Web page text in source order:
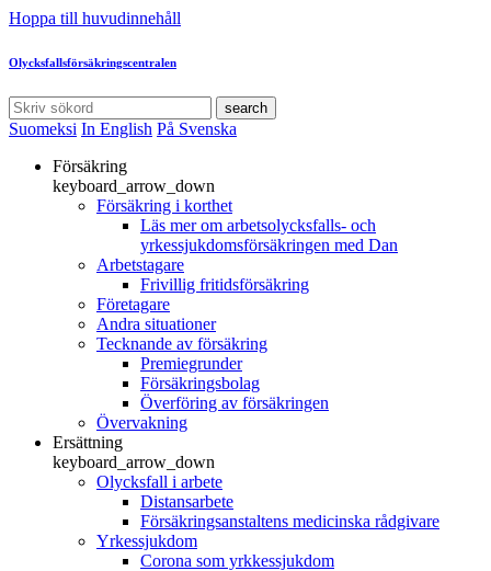
Hoppa till huvudinnehåll
Olycksfallsförsäkringscentralen
search
Suomeksi In English På Svenska
Försäkring
keyboard_arrow_down
Försäkring i korthet
Läs mer om arbetsolycksfalls- och
yrkessjukdomsförsäkringen med Dan
Arbetstagare
Frivillig fritidsförsäkring
Företagare
Andra situationer
Tecknande av försäkring
Premiegrunder
Försäkringsbolag
Överföring av försäkringen
Övervakning
Ersättning
keyboard_arrow_down
Olycksfall i arbete
Distansarbete
Försäkringsanstaltens medicinska rådgivare
Yrkessjukdom
Corona som yrkkessjukdom